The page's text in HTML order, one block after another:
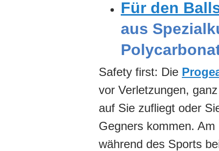
Für den
aus
Safety first: Die
vor Verletzungen,
auf Sie zufliegt oder
Gegners kommen.
während des Sports